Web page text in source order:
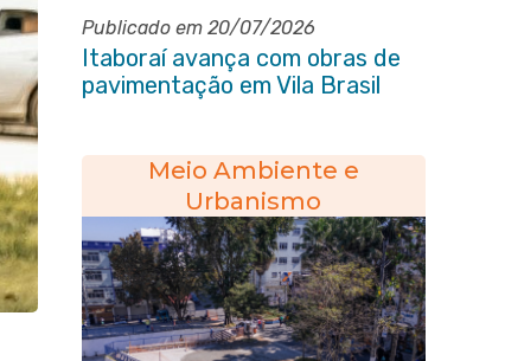
Publicado em 20/07/2026
Itaboraí avança com obras de
pavimentação em Vila Brasil
Meio Ambiente e
Urbanismo